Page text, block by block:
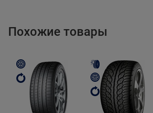
смесь на молекулярном уровне
существенно увеличивает пробег
благодаря устойчивости к
проколам и порезам.
Похожие товары